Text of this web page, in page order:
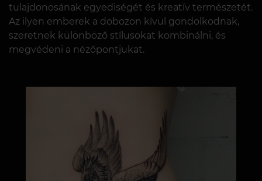
tulajdonosának egyediségét és kreatív természetét.
Az ilyen emberek a dobozon kívül gondolkodnak,
szeretnek különböző stílusokat kombinálni, és
megvédeni a nézőpontjukat.